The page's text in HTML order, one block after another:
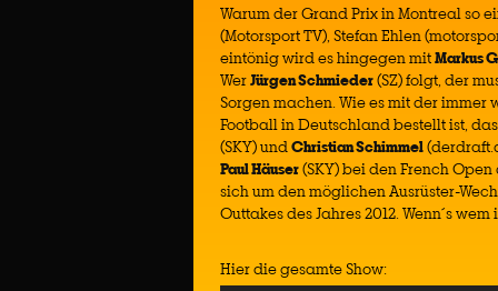
Warum der Grand Prix in Montreal so
(Motorsport TV), Stefan Ehlen
eintönig wird es hingegen mitMarkus
WerJürgen Schmieder(SZ) folgt, der
Sorgen machen. Wie es mit der
Football in Deutschland bestellt ist,
(SKY) undChristian Schimmel
Paul Häuser(SKY) bei den French
sich um den möglichen Ausrüster-
Outtakes des Jahres 2012. Wenn´s
Hier die gesamte Show: